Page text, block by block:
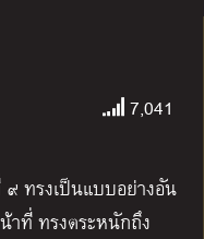
7,041
๙ ทรงเป็นแบบอย่างอัน
าที่ ทรงตระหนักถึง